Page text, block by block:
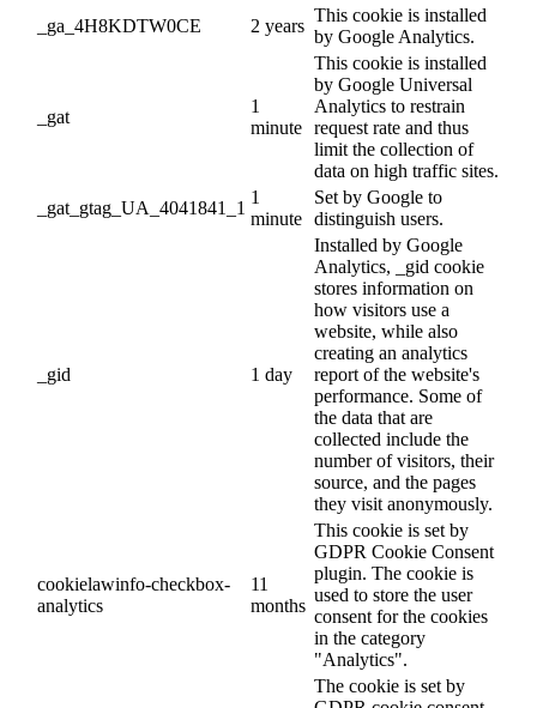
_ga_4H8KDTW0CE
2 years
This cookie is installed
by Google Analytics.
_gat
1
minute
This cookie is installed
by Google Universal
Analytics to restrain
request rate and thus
limit the collection of
data on high traffic sites.
_gat_gtag_UA_4041841_1
1
minute
Set by Google to
distinguish users.
_gid 1 day
Installed by Google
Analytics, _gid cookie
stores information on
how visitors use a
website, while also
creating an analytics
report of the website's
performance. Some of
the data that are
collected include the
number of visitors, their
source, and the pages
they visit anonymously.
cookielawinfo-checkbox-
analytics
11
months
This cookie is set by
GDPR Cookie Consent
plugin. The cookie is
used to store the user
consent for the cookies
in the category
"Analytics".
The cookie is set by